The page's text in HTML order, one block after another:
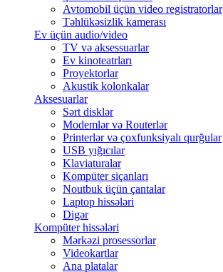
Avtomobil üçün video registratorlar
Təhlükəsizlik kamerası
Ev üçün audio/video
TV və aksessuarlar
Ev kinoteatrları
Proyektorlar
Akustik kolonkalar
Aksesuarlar
Sərt disklər
Modemlər və Routerlər
Printerlər və çoxfunksiyalı qurğular
USB yığıcılar
Klaviaturalar
Kompüter siçanları
Noutbuk üçün çantalar
Laptop hissələri
Digər
Kompüter hissələri
Mərkəzi prosessorlar
Videokartlar
Ana platalar